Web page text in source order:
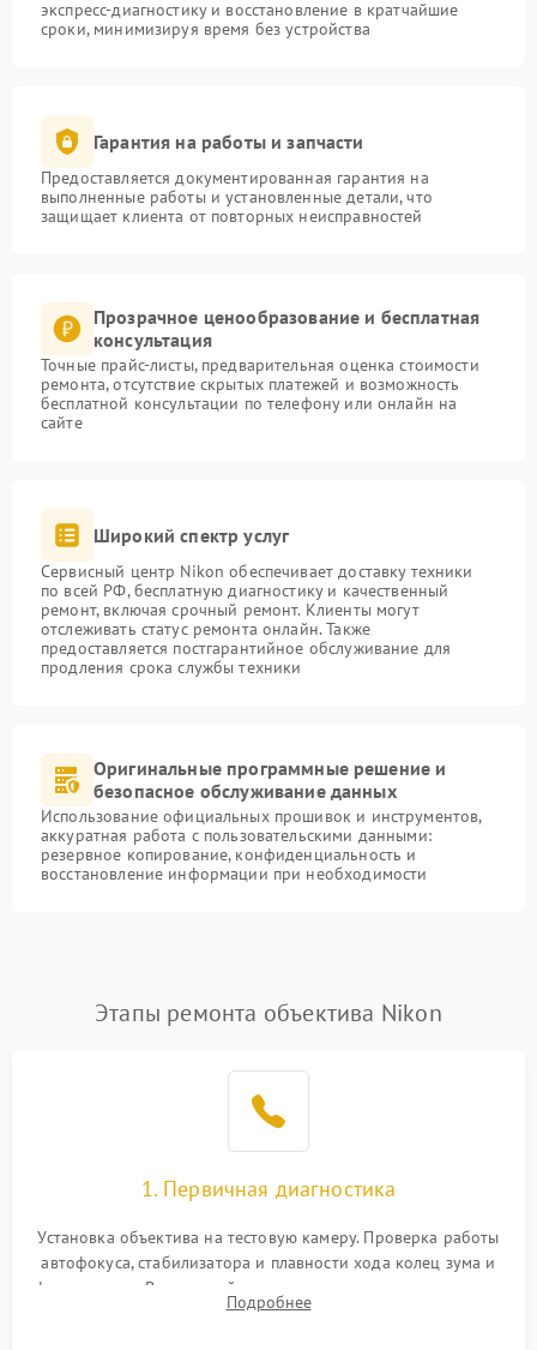
экспресс-диагностику и восстановление в кратчайшие
сроки, минимизируя время без устройства
Гарантия на работы и запчасти
Предоставляется документированная гарантия на
выполненные работы и установленные детали, что
защищает клиента от повторных неисправностей
Прозрачное ценообразование и бесплатная
консультация
Точные прайс-листы, предварительная оценка стоимости
ремонта, отсутствие скрытых платежей и возможность
бесплатной консультации по телефону или онлайн на
сайте
Широкий спектр услуг
Сервисный центр Nikon обеспечивает доставку техники
по всей РФ, бесплатную диагностику и качественный
ремонт, включая срочный ремонт. Клиенты могут
отслеживать статус ремонта онлайн. Также
предоставляется постгарантийное обслуживание для
продления срока службы техники
Оригинальные программные решение и
безопасное обслуживание данных
Использование официальных прошивок и инструментов,
аккуратная работа с пользовательскими данными:
резервное копирование, конфиденциальность и
восстановление информации при необходимости
Этапы ремонта объектива Nikon
1. Первичная диагностика
Установка объектива на тестовую камеру. Проверка работы
автофокуса, стабилизатора и плавности хода колец зума и
фокусировки. Визуальный осмотр линз на наличие царапин,
грибка, пыли и оценка состояния контактов байонета.
Подробнее